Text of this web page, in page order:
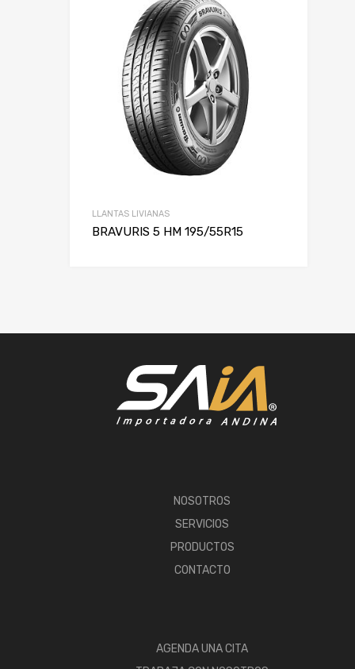
LLANTAS LIVIANAS
BRAVURIS 5 HM 195/55R15
NOSOTROS
SERVICIOS
PRODUCTOS
CONTACTO
AGENDA UNA CITA